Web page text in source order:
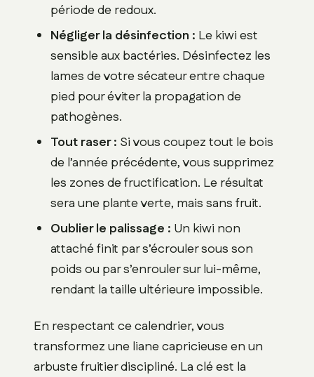
période de redoux.
Négliger la désinfection : Le kiwi est
sensible aux bactéries. Désinfectez les
lames de votre sécateur entre chaque
pied pour éviter la propagation de
pathogènes.
Tout raser : Si vous coupez tout le bois
de l’année précédente, vous supprimez
les zones de fructification. Le résultat
sera une plante verte, mais sans fruit.
Oublier le palissage : Un kiwi non
attaché finit par s’écrouler sous son
poids ou par s’enrouler sur lui-même,
rendant la taille ultérieure impossible.
En respectant ce calendrier, vous
transformez une liane capricieuse en un
arbuste fruitier discipliné. La clé est la